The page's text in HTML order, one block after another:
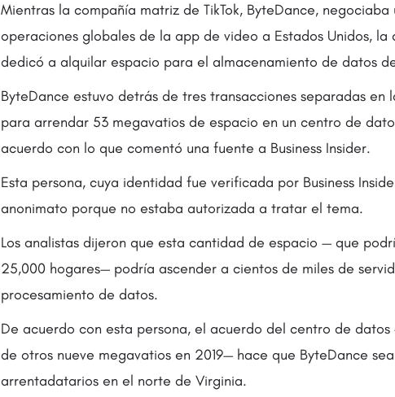
Mientras la compañía matriz de TikTok, ByteDance,
operaciones globales de la app de video a Estados Unidos, la
dedicó a alquilar espacio para el almacenamiento de datos
ByteDance estuvo detrás de tres transacciones separadas
para arrendar 53 megavatios de espacio en un centro de
acuerdo con lo que comentó una fuente a Business Insider.
Esta persona, cuya identidad fue verificada por Business
anonimato porque no estaba autorizada a tratar el tema.
Los analistas dijeron que esta cantidad de espacio — que
25,000 hogares— podría ascender a cientos de miles de
procesamiento de datos.
De acuerdo con esta persona, el acuerdo del centro de
de otros nueve megavatios en 2019— hace que ByteDance
arrentadatarios en el norte de Virginia.